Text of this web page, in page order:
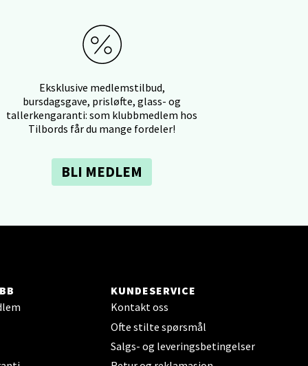
Eksklusive medlemstilbud,
bursdagsgave, prisløfte, glass- og
tallerkengaranti: som klubbmedlem hos
Tilbords får du mange fordeler!
BLI MEDLEM
KUNDESERVICE
Kontakt oss
Ofte stilte spørsmål
Salgs- og leveringsbetingelser